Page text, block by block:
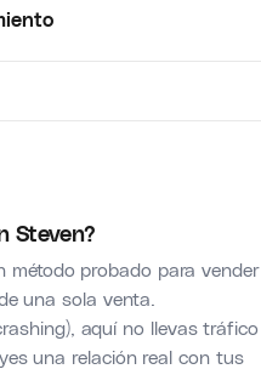
Steven?
método probado para vender
una sola venta.
aquí no llevas tráfico
una relación real con tus